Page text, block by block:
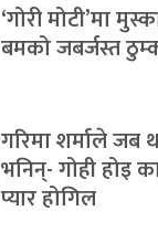
‘गोरी मोटी’मा
बमको जबर्जस्त
गरिमा शर्माले जब
भनिन्- गोही होइ
प्यार होगिल